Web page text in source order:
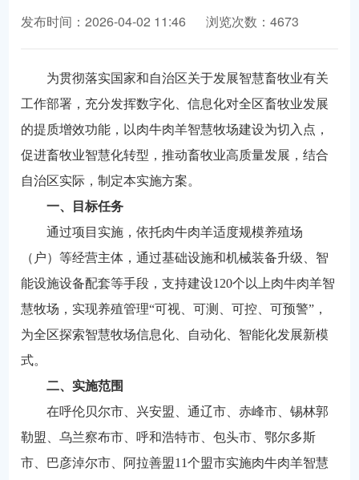
发布时间：2026-04-02 11:46 浏览次数：4673
为贯彻落实国家和自治区关于发展智慧畜牧业有关
工作部署，充分发挥数字化、信息化对全区畜牧业发展
的提质增效功能，以肉牛肉羊智慧牧场建设为切入点，
促进畜牧业智慧化转型，推动畜牧业高质量发展，结合
自治区实际，制定本实施方案。
一、目标任务
通过项目实施，依托肉牛肉羊适度规模养殖场
（户）等经营主体，通过基础设施和机械装备升级、智
能设施设备配套等手段，支持建设120个以上肉牛肉羊智
慧牧场，实现养殖管理“可视、可测、可控、可预警”，
为全区探索智慧牧场信息化、自动化、智能化发展新模
式。
二、实施范围
在呼伦贝尔市、兴安盟、通辽市、赤峰市、锡林郭
勒盟、乌兰察布市、呼和浩特市、包头市、鄂尔多斯
市、巴彦淖尔市、阿拉善盟11个盟市实施肉牛肉羊智慧